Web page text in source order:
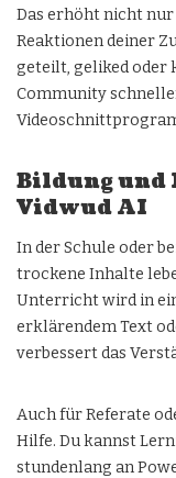
Das erhöht nicht nur
Reaktionen deiner
geteilt, geliked oder
Community
Bildung und
Vidwud AI
In der Schule oder
trockene Inhalte
Unterricht wird in
erklärendem Text
verbessert das
Auch für Referate
Hilfe. Du kannst
stundenlang an